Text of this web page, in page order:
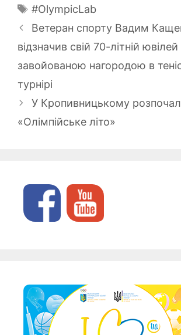
Позначки
#OlympicLab
Ветеран спорту Вадим
відзначив свій 70-літній ювілей
завойованою нагородою в
турнірі
У Кропивницькому
«Олімпійське літо»